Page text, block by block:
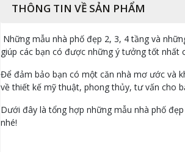
THÔNG TIN VỀ SẢN PHẨM
Những mẫu nhà phố đẹp 2, 3, 4 tầng và
giúp các bạn có được những ý tưởng tốt nhất
Để đảm bảo bạn có một căn nhà mơ ước và
về thiết kế mỹ thuật, phong thủy, tư vấn cho
Dưới đây là tổng hợp những mẫu nhà phố
nhé!